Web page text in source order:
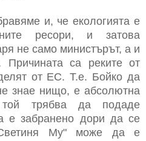
и, че екологията е
ресори, и затова
не само министърът, а и
Причината са реките от
от ЕС. Т.е. Бойко да
знае нищо, е абсолютна
той трябва да подаде
е забранено дори да се
Му" може да е